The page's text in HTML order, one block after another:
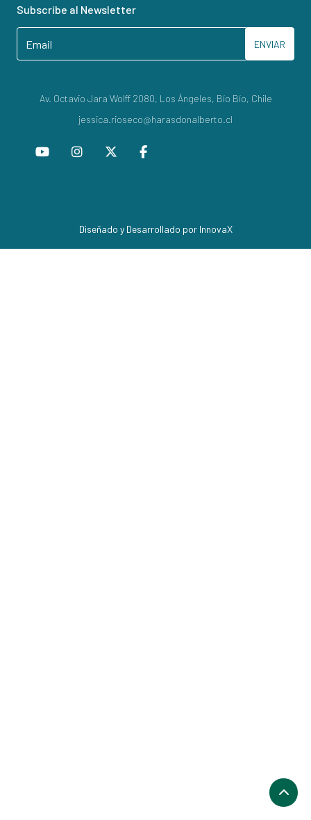
Subscribe al Newsletter
ENVIAR
Av. Octavio Jara Wolff 2080, Los Ángeles, Bío Bío, Chile
jessica.rioseco@harasdonalberto.cl
Diseñado y Desarrollado por InnovaX